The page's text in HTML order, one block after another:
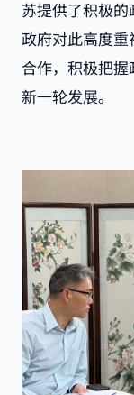
苏提供了积极
政府对此高度重
合作，积极把
新一轮发展。